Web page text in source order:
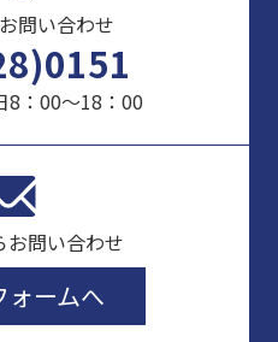
問い合わせ
8：00～18：00
お問い合わせ
ォームへ